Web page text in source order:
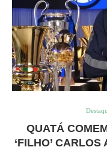
QUATÁ
‘FILHO’